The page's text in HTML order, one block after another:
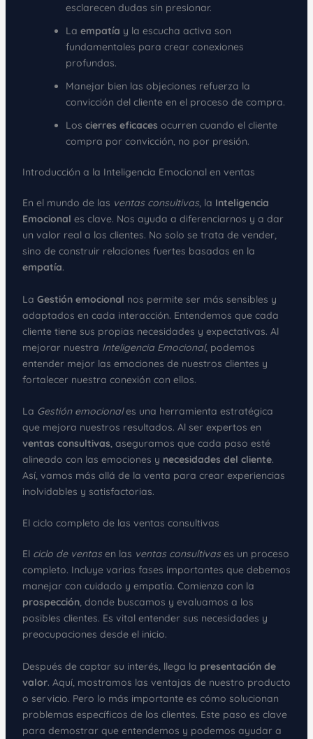
esclarecen dudas sin presionar.
La empatía y la escucha activa son
fundamentales para crear conexiones
profundas.
Manejar bien las objeciones refuerza la
convicción del cliente en el proceso de compra.
Los cierres eficaces ocurren cuando el cliente
compra por convicción, no por presión.
Introducción a la Inteligencia Emocional en ventas
En el mundo de las ventas consultivas, la Inteligencia
Emocional es clave. Nos ayuda a diferenciarnos y a dar
un valor real a los clientes. No solo se trata de vender,
sino de construir relaciones fuertes basadas en la
empatía.
La Gestión emocional nos permite ser más sensibles y
adaptados en cada interacción. Entendemos que cada
cliente tiene sus propias necesidades y expectativas. Al
mejorar nuestra Inteligencia Emocional, podemos
entender mejor las emociones de nuestros clientes y
fortalecer nuestra conexión con ellos.
La Gestión emocionales una herramienta estratégica
que mejora nuestros resultados. Al ser expertos en
ventas consultivas, aseguramos que cada paso esté
alineado con las emociones y necesidades del cliente.
Así, vamos más allá de la venta para crear experiencias
inolvidables y satisfactorias.
El ciclo completo de las ventas consultivas
El ciclo de ventasen las ventas consultivases un proceso
completo. Incluye varias fases importantes que debemos
manejar con cuidado y empatía. Comienza con la
prospección, donde buscamos y evaluamos a los
posibles clientes. Es vital entender sus necesidades y
preocupaciones desde el inicio.
Después de captar su interés, llega la presentación de
valor. Aquí, mostramos las ventajas de nuestro producto
o servicio. Pero lo más importante es cómo solucionan
problemas específicos de los clientes. Este paso es clave
para demostrar que entendemos y podemos ayudar a